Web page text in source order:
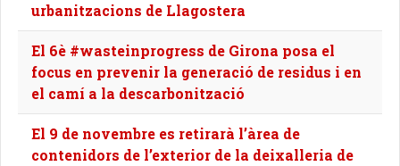
urbanitzacions de Llagostera
El 6è #wasteinprogress de Girona posa el
focus en prevenir la generació de residus i en
el camí a la descarbonització
El 9 de novembre es retirarà l’àrea de
contenidors de l’exterior de la deixalleria de